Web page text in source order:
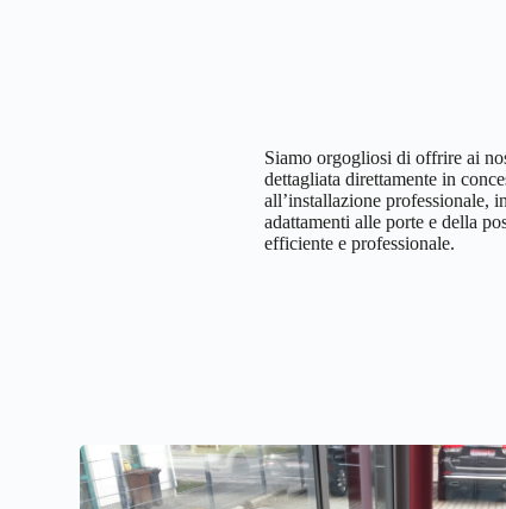
Siamo orgogliosi di offrire ai
dettagliata direttamente in
all’installazione professionale,
adattamenti alle porte e della
efficiente e professionale.